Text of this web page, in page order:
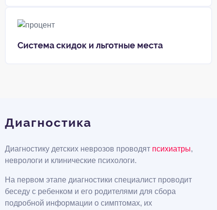
Система скидок и льготные места
Диагностика
Диагностику детских неврозов проводят психиатры,
неврологи и клинические психологи.
На первом этапе диагностики специалист проводит
беседу с ребенком и его родителями для сбора
подробной информации о симптомах, их